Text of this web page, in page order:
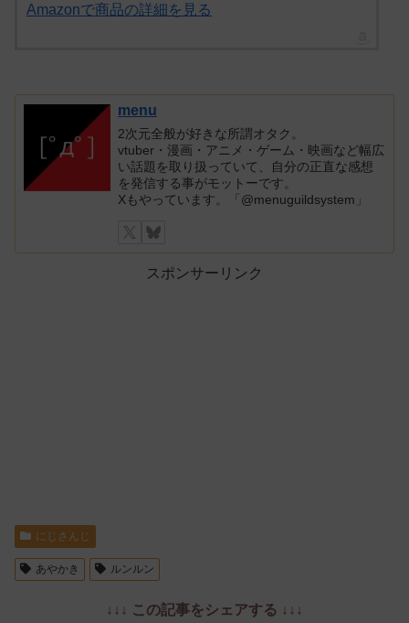
Amazonで商品の詳細を見る
menu
2次元全般が好きな所謂オタク。
vtuber・漫画・アニメ・ゲーム・映画など幅広
い話題を取り扱っていて、自分の正直な感想
を発信する事がモットーです。
Xもやっています。「@menuguildsystem」
スポンサーリンク
にじさんじ
あやかき ルンルン
↓↓↓ この記事をシェアする ↓↓↓